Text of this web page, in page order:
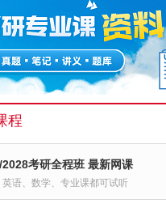
程
考研全程班 最新网课
英语、数学、专业课都可试听